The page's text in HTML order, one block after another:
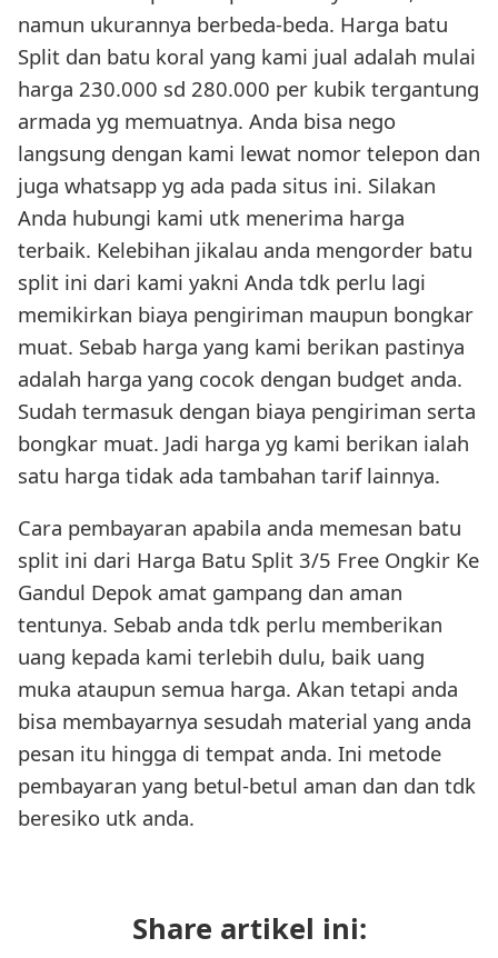
namun ukurannya berbeda-beda. Harga batu
Split dan batu koral yang kami jual adalah mulai
harga 230.000 sd 280.000 per kubik tergantung
armada yg memuatnya. Anda bisa nego
langsung dengan kami lewat nomor telepon dan
juga whatsapp yg ada pada situs ini. Silakan
Anda hubungi kami utk menerima harga
terbaik. Kelebihan jikalau anda mengorder batu
split ini dari kami yakni Anda tdk perlu lagi
memikirkan biaya pengiriman maupun bongkar
muat. Sebab harga yang kami berikan pastinya
adalah harga yang cocok dengan budget anda.
Sudah termasuk dengan biaya pengiriman serta
bongkar muat. Jadi harga yg kami berikan ialah
satu harga tidak ada tambahan tarif lainnya.
Cara pembayaran apabila anda memesan batu
split ini dari Harga Batu Split 3/5 Free Ongkir Ke
Gandul Depok amat gampang dan aman
tentunya. Sebab anda tdk perlu memberikan
uang kepada kami terlebih dulu, baik uang
muka ataupun semua harga. Akan tetapi anda
bisa membayarnya sesudah material yang anda
pesan itu hingga di tempat anda. Ini metode
pembayaran yang betul-betul aman dan dan tdk
beresiko utk anda.
Share artikel ini: